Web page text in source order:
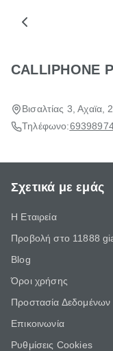
CALLIPHONE
Βισαλτίας 3, Αχαϊα,
Τηλέφωνο:
Σχετικά με εμάς
Η Εταιρεία
Προβολή στο 11888
Blog
Όροι χρήσης
Προστασία Δεδομένων
Επικοινωνία
Ρυθμίσεις Cookies